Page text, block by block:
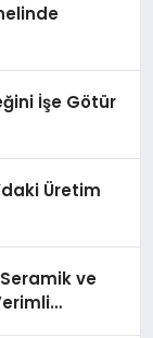
İşe Götür
Üretim
ve